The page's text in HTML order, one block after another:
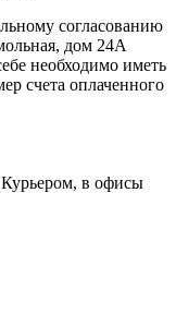
согласованию
дом 24А
необходимо иметь
счета оплаченного
в офисы